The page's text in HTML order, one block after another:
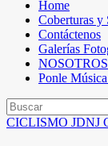
Home
Coberturas y
Contáctenos
Galerías
NOSOTROS
Ponle
CICLISMO JDNJ